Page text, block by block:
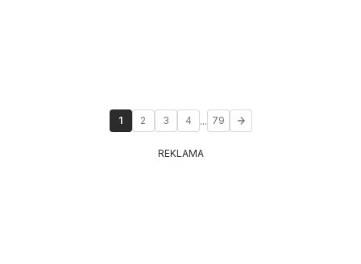
1 2 3 4 ... 79
REKLAMA